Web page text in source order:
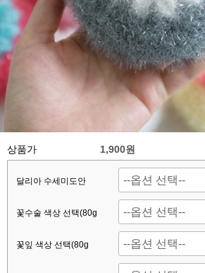
상품가 1,900원
달리아 수세미도안
꽃수술 색상 선택(80g
꽃잎 색상 선택(80g